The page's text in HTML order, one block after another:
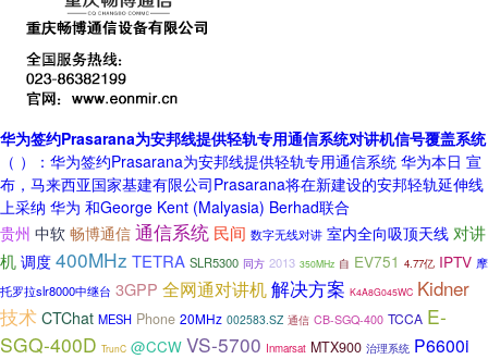
华为签约Prasarana为安邦线提供轻轨专用通信系统对讲机信号覆盖系统
（ ）：华为签约Prasarana为安邦线提供轻轨专用通信系统 华为本日 宣
布，马来西亚国家基建有限公司Prasarana将在新建设的安邦轻轨延伸线
上采纳 华为 和George Kent (Malyasia) Berhad联合
贵州 中软 畅博通信 通信系统 民间 数字无线对讲 室内全向吸顶天线 对讲
机 调度 400MHz TETRA SLR5300 同方 2013 350MHz 自 EV751 4.77亿 IPTV 摩
托罗拉slr8000中继台 3GPP 全网通对讲机解决方案 K4A8G045WC Kidner
技术 CTChat MESH Phone 20MHz 002583.SZ 通信 CB-SGQ-400 TCCA E-
SGQ-400D TrunC @CCW VS-5700 Inmarsat MTX900 治理系统 P6600i